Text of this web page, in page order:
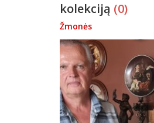
kolekciją (0)
Žmonės